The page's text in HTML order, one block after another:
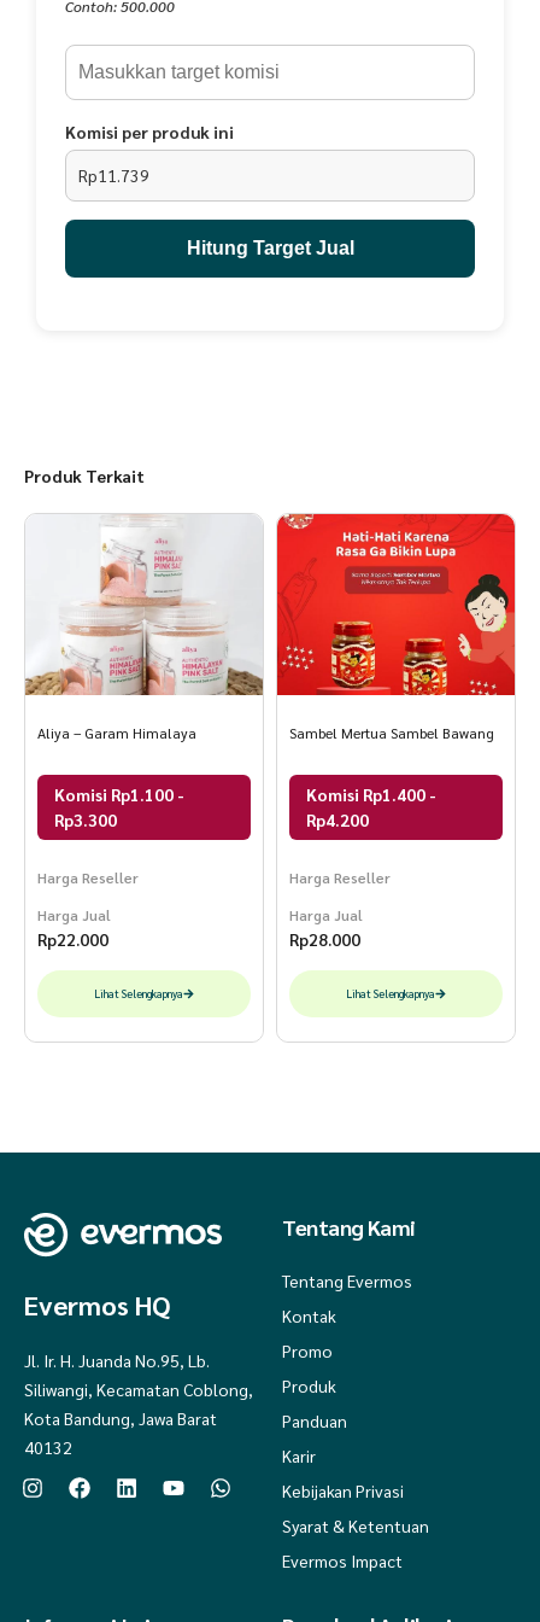
- Bawang Putih
- Cabai
- Garam
- Penyedap Rasa
PO : 2 - 3 Hari
Contoh: 500.000
Komisi per produk ini
Rp11.739
Hitung Target Jual
Produk Terkait
Aliya – Garam Himalaya
Komisi Rp1.100 -
Rp3.300
Harga Reseller
Harga Jual
Rp22.000
Lihat Selengkapnya
Sambel Mertua Sambel Bawang
Komisi Rp1.400 -
Rp4.200
Harga Reseller
Harga Jual
Rp28.000
Lihat Selengkapnya
Evermos HQ
Jl. Ir. H. Juanda No.95, Lb.
Siliwangi, Kecamatan Coblong,
Kota Bandung, Jawa Barat
40132
Tentang Kami
Tentang Evermos
Kontak
Promo
Produk
Panduan
Karir
Kebijakan Privasi
Syarat & Ketentuan
Evermos Impact